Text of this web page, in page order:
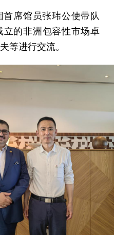
席馆员张玮公使带队
立的非洲包容性市场卓
等进行交流。